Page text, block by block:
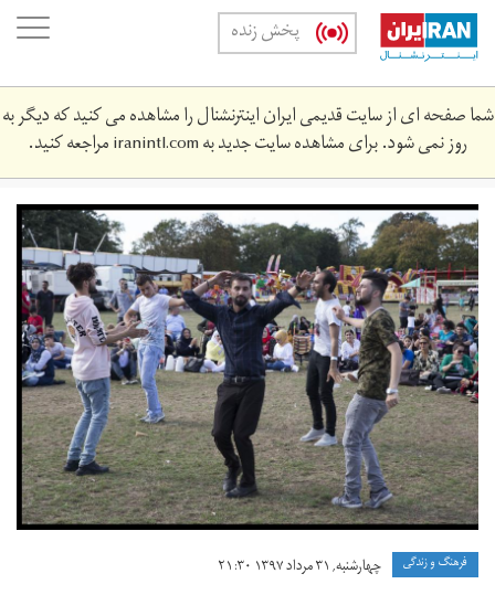
Skip
main
content
پخش زنده
شما صفحه ای از سایت قدیمی ایران اینترنشنال را مشاهده می کنید که دیگر به
روز نمی شود. برای مشاهده سایت جدید بهiranintl.comمراجعه کنید.
afghan_festival_069.jpg
فرهنگ و زندگی چهارشنبه, ۳۱ مرداد ۱۳۹۷ ۲۱:۳۰